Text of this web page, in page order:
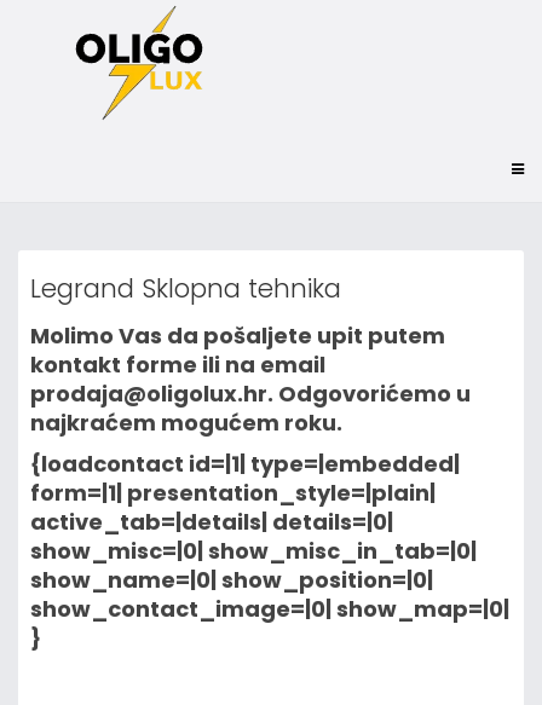
Legrand Sklopna tehnika
Molimo Vas da pošaljete upit putem
kontakt forme ili na email
prodaja@oligolux.hr. Odgovorićemo u
najkraćem mogućem roku.
{loadcontact id=|1| type=|embedded|
form=|1| presentation_style=|plain|
active_tab=|details| details=|0|
show_misc=|0| show_misc_in_tab=|0|
show_name=|0| show_position=|0|
show_contact_image=|0| show_map=|0|
}